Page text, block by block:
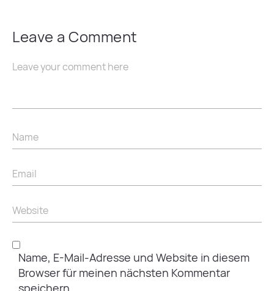
Leave a Comment
Name, E-Mail-Adresse und Website in diesem
Browser für meinen nächsten Kommentar
speichern.